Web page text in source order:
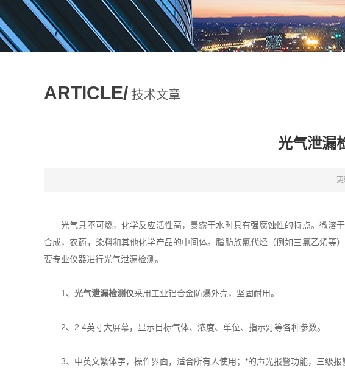
ARTICLE/ 技术文章
光气泄漏
光气具不可燃，化学反应活性高，暴露于水时具有强腐蚀性的特点。微溶
合成，农药，染料和其他化学产品的中间体。脂肪族氯代烃（例如三氯乙烯等
要专业仪器进行光气泄漏检测。
1、 光气泄漏检测仪采用工业铝合金防爆外壳，坚固耐用。
2、2.4英寸大屏幕，显示目标气体、浓度、单位、指示灯等各种参数。
3、中英文繁体字，操作界面，适合所有人使用；*的声光报警功能，三级报